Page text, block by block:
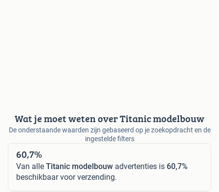
Wat je moet weten over Titanic modelbouw
De onderstaande waarden zijn gebaseerd op je zoekopdracht en de
ingestelde filters
60,7%
Van alle Titanic modelbouw advertenties is 60,7%
beschikbaar voor verzending.